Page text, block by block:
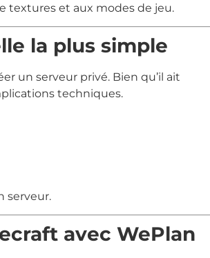
textures et aux modes de jeu.
la plus simple
un serveur privé. Bien qu’il ait
techniques.
serveur.
avec WePlan